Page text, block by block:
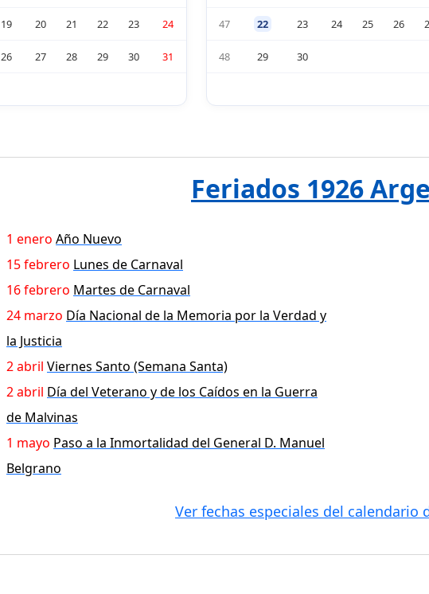
19 20 21 22 23 24
26 27 28 29 30 31
47 22 23 24 25 26
48 29 30
Feriados 1926
1 enero Año Nuevo
15 febrero Lunes de Carnaval
16 febrero Martes de Carnaval
24 marzo Día Nacional de la Memoria por la Verdad y
la Justicia
2 abril Viernes Santo (Semana Santa)
2 abril Día del Veterano y de los Caídos en la Guerra
de Malvinas
1 mayo Paso a la Inmortalidad del General D. Manuel
Belgrano
Ver fechas especiales del calendario